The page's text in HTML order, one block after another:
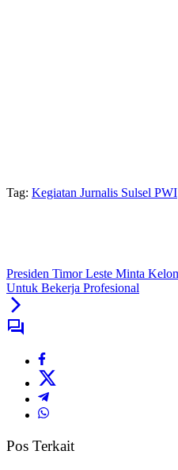
Tag: Kegiatan Jurnalis Sulsel PWI
Presiden Timor Leste Minta
Untuk Bekerja Profesional
Pos Terkait